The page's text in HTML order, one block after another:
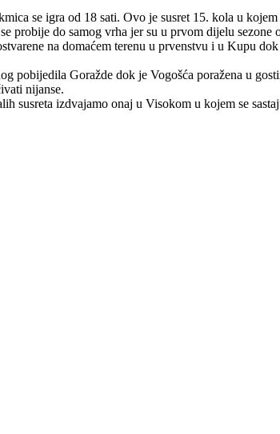
se igra od 18 sati. Ovo je susret 15. kola u
probije do samog vrha jer su u prvom dijelu
na domaćem terenu u prvenstvu i u Kupu
pobijedila Goražde dok je Vogošća poražena u
nijanse.
susreta izdvajamo onaj u Visokom u kojem se